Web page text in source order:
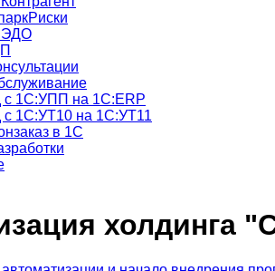
с 1С:УПП на 1С:ERP
с 1С:УТ10 на 1С:УТ11
в 1С
холдинга